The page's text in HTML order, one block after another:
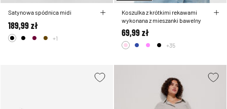
Satynowa spódnica midi
189,99 zł
+1
Koszulka z krótkimi rekawami
wykonana z mieszanki bawelny
69,99 zł
+35